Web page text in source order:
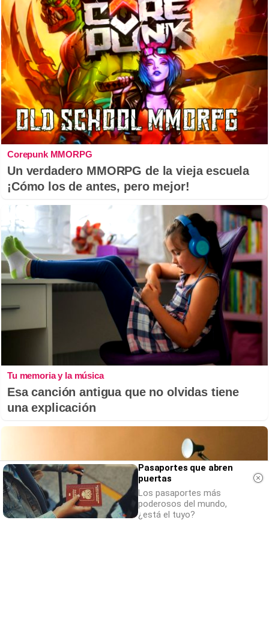
Corepunk MMORPG
Un verdadero MMORPG de la vieja escuela
¡Cómo los de antes, pero mejor!
Tu memoria y la música
Esa canción antigua que no olvidas tiene
una explicación
Pasaportes que abren
puertas
Los pasaportes más
poderosos del mundo,
¿está el tuyo?